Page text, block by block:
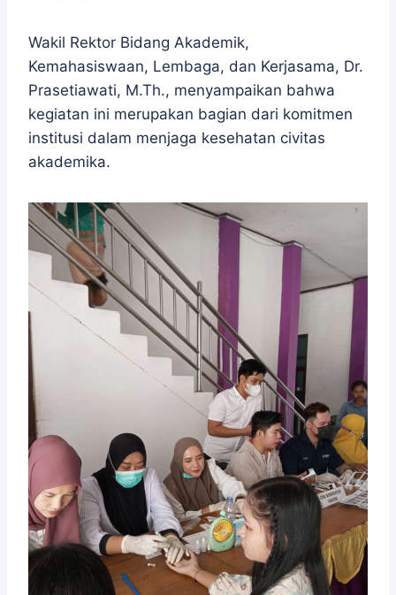
Wakil Rektor Bidang Akademik,
Kemahasiswaan, Lembaga, dan Kerjasama, Dr.
Prasetiawati, M.Th., menyampaikan bahwa
kegiatan ini merupakan bagian dari komitmen
institusi dalam menjaga kesehatan civitas
akademika.